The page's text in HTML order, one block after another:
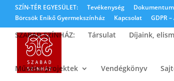
SZÍN-TÉR EGYESÜLET: Tevékenység
Börcsök Enikő Gyermekszínház
Kapcsolat GDPR
SZABAD SZÍNHÁZ: Társulat Díjaink,
Művészi projektek Vendégkönyv